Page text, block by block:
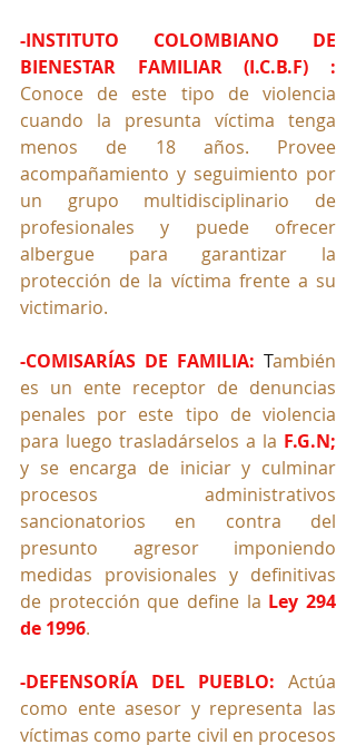
-INSTITUTO COLOMBIANO DE
Conoce de este tipo de violencia
cuando la presunta víctima tenga
menos de 18 años. Provee
acompañamiento y seguimiento por
un grupo multidisciplinario de
profesionales y puede ofrecer
albergue para garantizar la
protección de la víctima frente a su
victimario.
-COMISARÍAS DE FAMILIA: También
es un ente receptor de denuncias
penales por este tipo de violencia
para luego trasladárselos a la F.G.N;
y se encarga de iniciar y culminar
procesos administrativos
sancionatorios en contra del
presunto agresor imponiendo
medidas provisionales y definitivas
de protección que define la Ley 294
de 1996.
-DEFENSORÍA DEL PUEBLO: Actúa
como ente asesor y representa las
víctimas como parte civil en procesos